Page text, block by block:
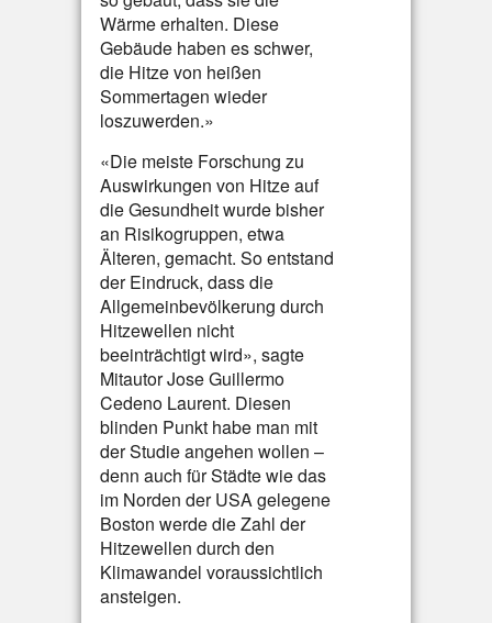
Wärme erhalten. Diese
Gebäude haben es schwer,
die Hitze von heißen
Sommertagen wieder
loszuwerden.»
«Die meiste Forschung zu
Auswirkungen von Hitze auf
die Gesundheit wurde bisher
an Risikogruppen, etwa
Älteren, gemacht. So entstand
der Eindruck, dass die
Allgemeinbevölkerung durch
Hitzewellen nicht
beeinträchtigt wird», sagte
Mitautor Jose Guillermo
Cedeno Laurent. Diesen
blinden Punkt habe man mit
der Studie angehen wollen –
denn auch für Städte wie das
im Norden der USA gelegene
Boston werde die Zahl der
Hitzewellen durch den
Klimawandel voraussichtlich
ansteigen.